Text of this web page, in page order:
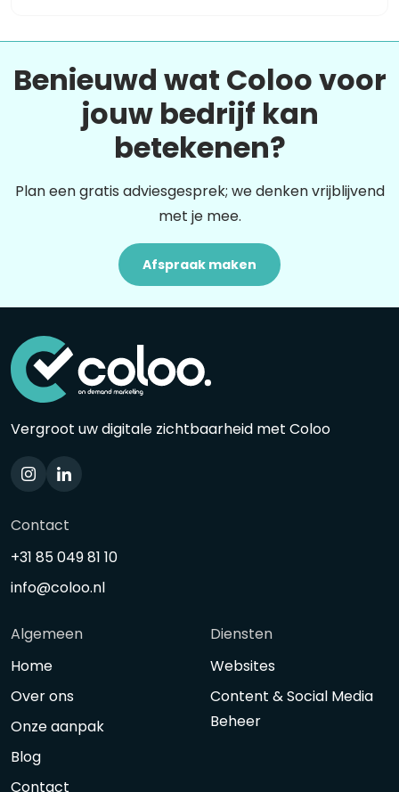
Benieuwd wat Coloo voor
jouw bedrijf kan
betekenen?
Plan een gratis adviesgesprek; we denken vrijblijvend
met je mee.
Afspraak maken
Vergroot uw digitale zichtbaarheid met Coloo
Contact
+31 85 049 81 10
info@coloo.nl
Algemeen
Home
Over ons
Onze aanpak
Blog
Contact
Diensten
Websites
Content & Social Media
Beheer